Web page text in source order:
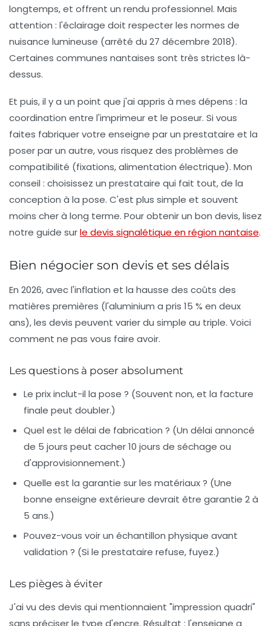
longtemps, et offrent un rendu professionnel. Mais
attention : l'éclairage doit respecter les normes de
nuisance lumineuse (arrêté du 27 décembre 2018).
Certaines communes nantaises sont très strictes là-
dessus.
Et puis, il y a un point que j'ai appris à mes dépens : la
coordination entre l'imprimeur et le poseur. Si vous
faites fabriquer votre enseigne par un prestataire et la
poser par un autre, vous risquez des problèmes de
compatibilité (fixations, alimentation électrique). Mon
conseil : choisissez un prestataire qui fait tout, de la
conception à la pose. C'est plus simple et souvent
moins cher à long terme. Pour obtenir un bon devis, lisez
notre guide surle devis signalétique en région nantaise.
Bien négocier son devis et ses délais
En 2026, avec l'inflation et la hausse des coûts des
matières premières (l'aluminium a pris 15 % en deux
ans), les devis peuvent varier du simple au triple. Voici
comment ne pas vous faire avoir.
Les questions à poser absolument
Le prix inclut-il la pose ? (Souvent non, et la facture
finale peut doubler.)
Quel est le délai de fabrication ? (Un délai annoncé
de 5 jours peut cacher 10 jours de séchage ou
d'approvisionnement.)
Quelle est la garantie sur les matériaux ? (Une
bonne enseigne extérieure devrait être garantie 2 à
5 ans.)
Pouvez-vous voir un échantillon physique avant
validation ? (Si le prestataire refuse, fuyez.)
Les pièges à éviter
J'ai vu des devis qui mentionnaient "impression quadri"